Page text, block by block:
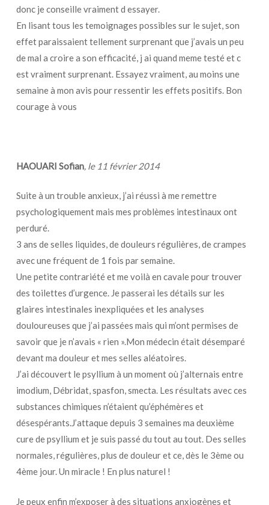
donc je conseille vraiment d essayer.
En lisant tous les temoignages possibles sur le sujet, son
effet paraissaient tellement surprenant que j’avais un peu
de mal a croire a son efficacité, j ai quand meme testé et c
est vraiment surprenant. Essayez vraiment, au moins une
semaine à mon avis pour ressentir les effets positifs. Bon
courage à vous
HAOUARI Sofian, le 11 février 2014
Suite à un trouble anxieux, j’ai réussi à me remettre
psychologiquement mais mes problèmes intestinaux ont
perduré.
3 ans de selles liquides, de douleurs régulières, de crampes
avec une fréquent de 1 fois par semaine.
Une petite contrariété et me voilà en cavale pour trouver
des toilettes d’urgence. Je passerai les détails sur les
glaires intestinales inexpliquées et les analyses
douloureuses que j’ai passées mais qui m’ont permises de
savoir que je n’avais « rien ».Mon médecin était désemparé
devant ma douleur et mes selles aléatoires.
J’ai découvert le psyllium à un moment où j’alternais entre
imodium, Débridat, spasfon, smecta. Les résultats avec ces
substances chimiques n’étaient qu’éphémères et
désespérants.J’attaque depuis 3 semaines ma deuxième
cure de psyllium et je suis passé du tout au tout. Des selles
normales, régulières, plus de douleur et ce, dès le 3ème ou
4ème jour. Un miracle ! En plus naturel !
Je peux enfin m’exposer à des situations anxiogènes et